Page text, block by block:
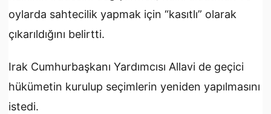
oylarda sahtecilik yapmak için “kasıtlı” olarak
çıkarıldığını belirtti.
Irak Cumhurbaşkanı Yardımcısı Allavi de geçici
hükümetin kurulup seçimlerin yeniden yapılmasını
istedi.